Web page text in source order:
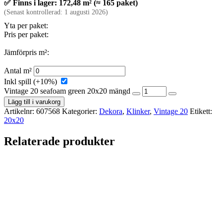
✅ Finns i lager: 172,48 m² (≈ 165 paket)
(Senast kontrollerad: 1 augusti 2026)
Yta per paket:
Pris per paket:
Jämförpris m²:
Antal m²
Inkl spill (+10%)
Vintage 20 seafoam green 20x20 mängd
Lägg till i varukorg
Artikelnr: 607568 Kategorier: Dekora, Klinker, Vintage 20 Etikett:
20x20
Relaterade produkter